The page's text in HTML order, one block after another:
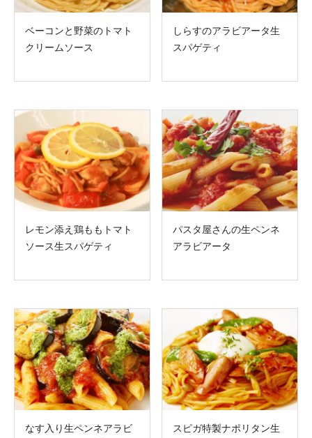
ベーコンと野菜のトマト
クリームソース
しらすのアラビアータ生
スパゲティ
レモン添え鶏ももトマト
ソース生スパゲティ
パスタ屋さんの生ペンネ
アラビアータ
なす入り生ペンネアラビ
スピガ特製ナポリタン生